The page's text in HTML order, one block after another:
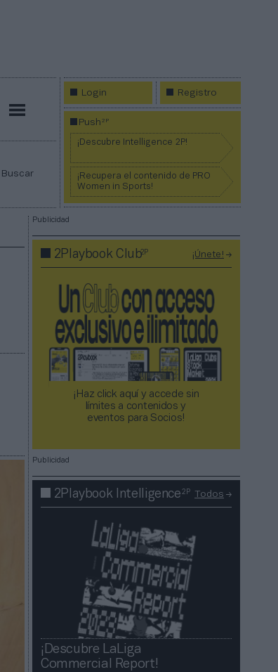
Buscar
Login Registro
Push2P
¡Descubre Intelligence 2P!
¡Recupera el contenido de PRO
Women in Sports!
Publicidad
2Playbook Club2P ¡Únete!
¡Haz click aquí y accede sin
límites a contenidos y
eventos para Socios!​​​​​​​
Publicidad
2Playbook Intelligence2P Todos
¡Descubre LaLiga
Commercial Report!​​